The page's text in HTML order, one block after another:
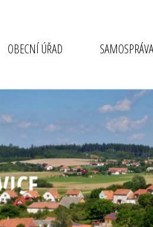
OBECNÍ ÚŘAD SAMOSPRÁVA